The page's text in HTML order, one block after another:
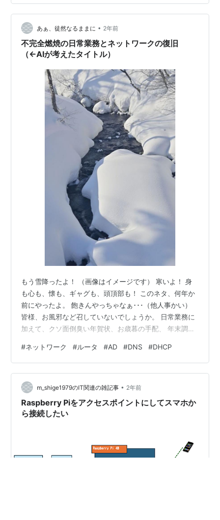
でしたので、今回はバッファローの製品にしてみまし
た。 WSR-3000AX4P-BK、価格ドットコム最安値のコジ
マネットで8,679円（税込）でした。 あ、価格ドットコ
ムでは、売れ筋ランキング一番の人気でもありました
ね。 2023年1…
あぁ、徒然なるままに • 2年前
不完全燃焼の日常業務とネットワークの復旧
（←AIが考えたタイトル）
もう雪降ったよ！ （画像はイメージです） 寒いよ！ 身
も心も、懐も、ギャグも、頭頂部も！ このネタ、何年か
前にやったよ。 飽きんやっちゃなぁ･･･（他人事かい）
皆様、お風邪など召していないでしょうか。 日常業務に
加えて、クソ面倒臭い年賀状、お歳暮の手配、 年末調整
ら、仕事に逃げ場のない毎日を過ごしている ちょちょ山
でございます。 で、またまた前回から謎と共に続いて来
ちゃったりするのですが。 ･･･何が謎なんだ？ 知らん！
（こら） え゛～、ここの所、ブログのネタが、 私怨が多
分に盛り込まれているように感じる方もいらっしゃると
思いますが･･･ …
#ネットワーク #ルータ #AD #DNS #DHCP
m_shige1979のIT関連の雑記事 • 2年前
Raspberry Piをアクセスポイントにしてスマホか
ら接続したい